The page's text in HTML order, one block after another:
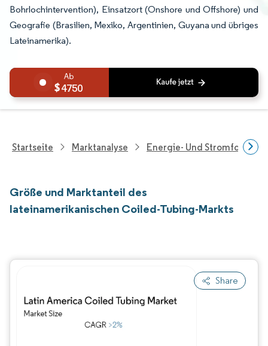
Bohrlochintervention), Einsatzort (Onshore und Offshore) und
Geografie (Brasilien, Mexiko, Argentinien, Guyana und übriges
Lateinamerika).
4750
Startseite Marktanalyse Energie- Und
Größe und Marktanteil des
lateinamerikanischen Coiled-Tubing-Markts
Share